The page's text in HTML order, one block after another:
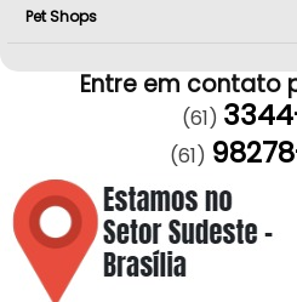
Pet Shops
Entre em contato
(61)
(61)